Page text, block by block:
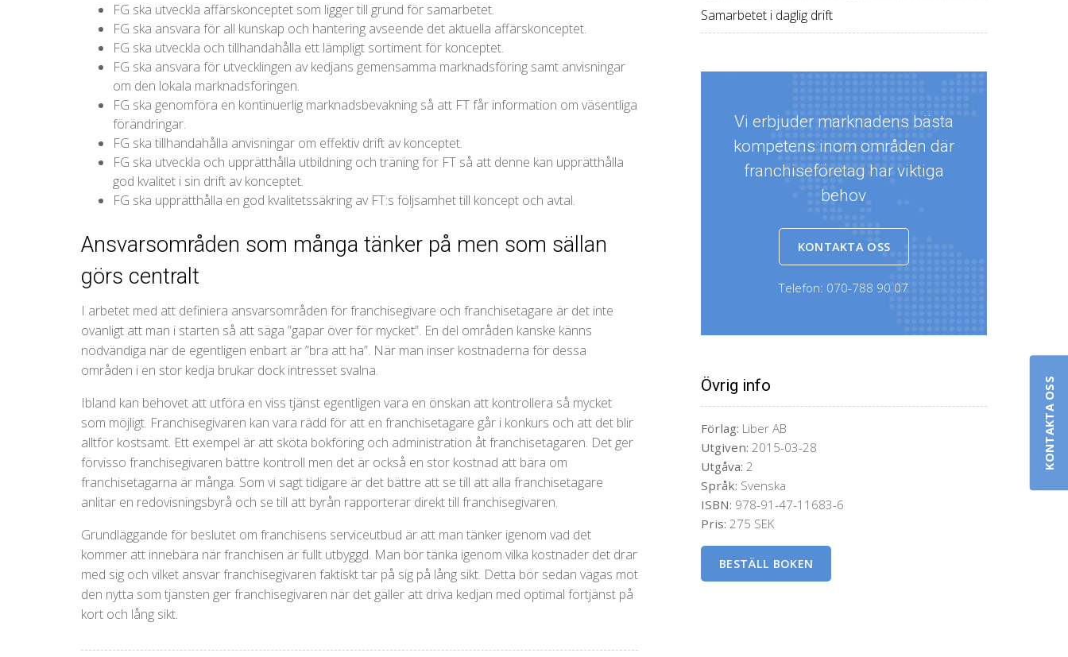
FG ska utveckla affärskonceptet som ligger till grund för samarbetet.
FG ska ansvara för all kunskap och hantering avseende det aktuella affärskonceptet.
FG ska utveckla och tillhandahålla ett lämpligt sortiment för konceptet.
FG ska ansvara för utvecklingen av kedjans gemensamma marknadsföring samt anvisningar
om den lokala marknadsföringen.
FG ska genomföra en kontinuerlig marknadsbevakning så att FT får information om väsentliga
förändringar.
FG ska tillhandahålla anvisningar om effektiv drift av konceptet.
FG ska utveckla och upprätthålla utbildning och träning för FT så att denne kan upprätthålla
god kvalitet i sin drift av konceptet.
FG ska upprätthålla en god kvalitetssäkring av FT:s följsamhet till koncept och avtal.
Ansvarsområden som många tänker på men som sällan
görs centralt
I arbetet med att definiera ansvarsområden för franchisegivare och franchisetagare är det inte
ovanligt att man i starten så att säga ”gapar över för mycket”. En del områden kanske känns
nödvändiga när de egentligen enbart är ”bra att ha”. När man inser kostnaderna för dessa
områden i en stor kedja brukar dock intresset svalna.
Ibland kan behovet att utföra en viss tjänst egentligen vara en önskan att kontrollera så mycket
som möjligt. Franchisegivaren kan vara rädd för att en franchisetagare går i konkurs och att det blir
alltför kostsamt. Ett exempel är att sköta bokföring och administration åt franchisetagaren. Det ger
förvisso franchisegivaren bättre kontroll men det är också en stor kostnad att bära om
franchisetagarna är många. Som vi sagt tidigare är det bättre att se till att alla franchisetagare
anlitar en redovisningsbyrå och se till att byrån rapporterar direkt till franchisegivaren.
Grundläggande för beslutet om franchisens serviceutbud är att man tänker igenom vad det
kommer att innebära när franchisen är fullt utbyggd. Man bör tänka igenom vilka kostnader det drar
med sig och vilket ansvar franchisegivaren faktiskt tar på sig på lång sikt. Detta bör sedan vägas mot
den nytta som tjänsten ger franchisegivaren när det gäller att driva kedjan med optimal förtjänst på
kort och lång sikt.
Samarbetet i daglig drift
Vi erbjuder marknadens bästa
kompetens inom områden där
franchiseföretag har viktiga
behov
KONTAKTA OSS
Telefon: 070-788 90 07
Övrig info
Förlag: Liber AB
Utgiven: 2015-03-28
Utgåva: 2
Språk: Svenska
ISBN: 978-91-47-11683-6
Pris: 275 SEK
BESTÄLL BOKEN
KONTAKTA OSS